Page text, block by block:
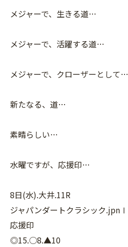
メジャーで、生きる道…
メジャーで、活躍する道…
メジャーで、クローザーとして…
新たなる、道…
素晴らしい…
水曜ですが、応援印…
8日(水).大井.11R
ジャパンダートクラシック.jpnⅠ
応援印
◎15.○8.▲10